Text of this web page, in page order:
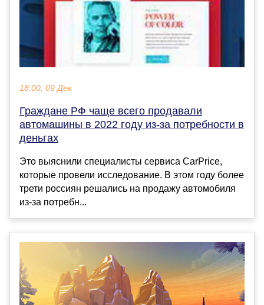
18:00, 09 Дек
Граждане РФ чаще всего продавали
автомашины в 2022 году из-за потребности в
деньгах
Это выяснили специалисты сервиса CarPrice,
которые провели исследование. В этом году более
трети россиян решались на продажу автомобиля
из-за потребн...